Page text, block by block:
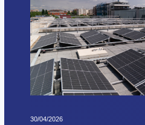
30/04/2026